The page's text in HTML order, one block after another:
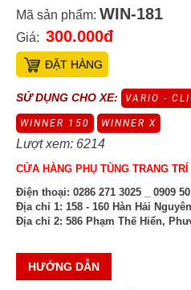
Mã sản phẩm: WIN-181
Giá: 300.000đ
ĐẶT HÀNG
SỬ DỤNG CHO XE: VARIO -
WINNER 150 WINNER X
Lượt xem: 6214
CỬA HÀNG PHỤ TÙNG TRANG TRÍ
Điện thoại: 0286 271 3025 _ 0909
Địa chỉ 1: 158 - 160 Hàn Hải
Địa chỉ 2: 586 Phạm Thế Hiển,
HƯỚNG DẪN